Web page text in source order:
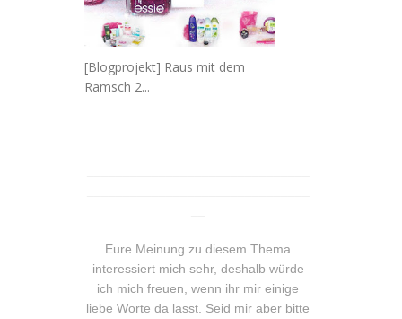
[Blogprojekt] Raus mit dem
Ramsch 2...
Eure Meinung zu diesem Thema
interessiert mich sehr, deshalb würde
ich mich freuen, wenn ihr mir einige
liebe Worte da lasst. Seid mir aber bitte